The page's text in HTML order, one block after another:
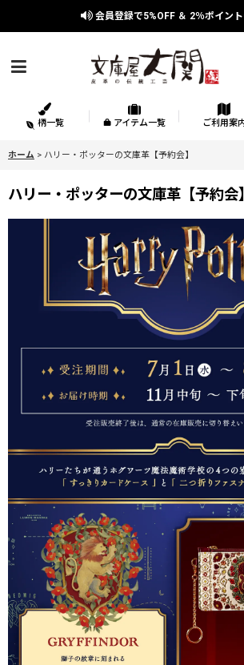
会員登録で5%OFF ＆ 2％ポイン
柄一覧 アイテム一覧 ご利用案
ホーム > ハリー・ポッターの文庫革【予約会】
ハリー・ポッターの文庫革【予約会】